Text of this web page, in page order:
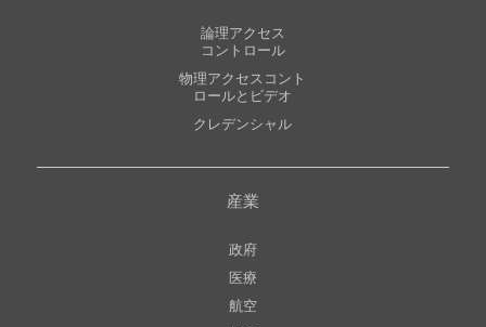
論理アクセス
コントロール
物理アクセスコント
ロールとビデオ
クレデンシャル
産業
政府
医療
航空